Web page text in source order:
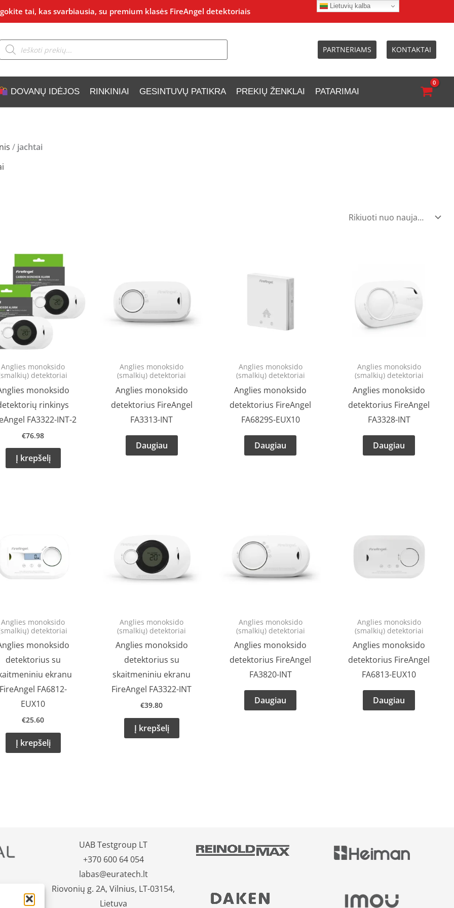
tai, kas svarbiausia, su premium klasės FireAngel detektoriais
PARTNERIAMS KONTAKTAI
DOVANŲ IDĖJOS RINKINIAI GESINTUVŲ PATIKRA PREKIŲ ŽENKLAI PATARIMAI
/ jachtai
Anglies monoksido
detektoriai
monoksido
rinkinys
FA3322-INT-2
€76.98
Į krepšelį
Anglies monoksido
(smalkių) detektoriai
Anglies monoksido
detektorius FireAngel
FA3313-INT
Daugiau
Anglies monoksido
(smalkių) detektoriai
Anglies monoksido
detektorius FireAngel
FA6829S-EUX10
Daugiau
Anglies monoksido
(smalkių) detektoriai
Anglies monoksido
detektorius FireAngel
FA3328-INT
Daugiau
Anglies monoksido
detektoriai
monoksido
detektorius su
ekranu
FA6812-
EUX10
€25.60
Į krepšelį
Anglies monoksido
(smalkių) detektoriai
Anglies monoksido
detektorius su
skaitmeniniu ekranu
FireAngel FA3322-INT
€39.80
Į krepšelį
Anglies monoksido
(smalkių) detektoriai
Anglies monoksido
detektorius FireAngel
FA3820-INT
Daugiau
Anglies monoksido
(smalkių) detektoriai
Anglies monoksido
detektorius FireAngel
FA6813-EUX10
Daugiau
UAB Testgroup LT
+370 600 64 054
labas@euratech.lt
Riovonių g. 2A, Vilnius, LT-03154,
Lietuva
Lietuvių kalba